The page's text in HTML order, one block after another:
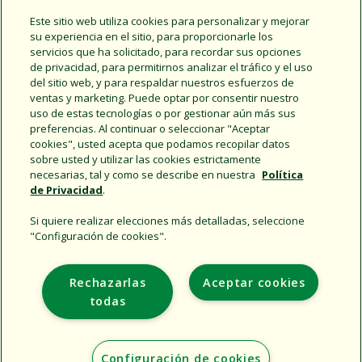
Share this document
Copy URL
Support
Empresa
Additional Sites
Este sitio web utiliza cookies para personalizar y mejorar
su experiencia en el sitio, para proporcionarle los
servicios que ha solicitado, para recordar sus opciones
de privacidad, para permitirnos analizar el tráfico y el uso
del sitio web, y para respaldar nuestros esfuerzos de
ventas y marketing. Puede optar por consentir nuestro
uso de estas tecnologías o por gestionar aún más sus
preferencias. Al continuar o seleccionar "Aceptar
cookies", usted acepta que podamos recopilar datos
sobre usted y utilizar las cookies estrictamente
necesarias, tal y como se describe en nuestra Política
de Privacidad.
Si quiere realizar elecciones más detalladas, seleccione
"Configuración de cookies".
Aceptar cookies
Rechazarlas
todas
Configuración de cookies